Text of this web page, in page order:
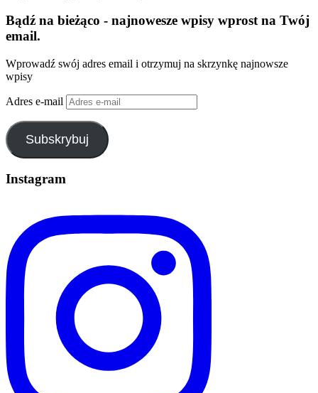
Bądź na bieżąco - najnowesze wpisy wprost na Twój
email.
Wprowadź swój adres email i otrzymuj na skrzynkę najnowsze
wpisy
Adres e-mail
Subskrybuj
Instagram